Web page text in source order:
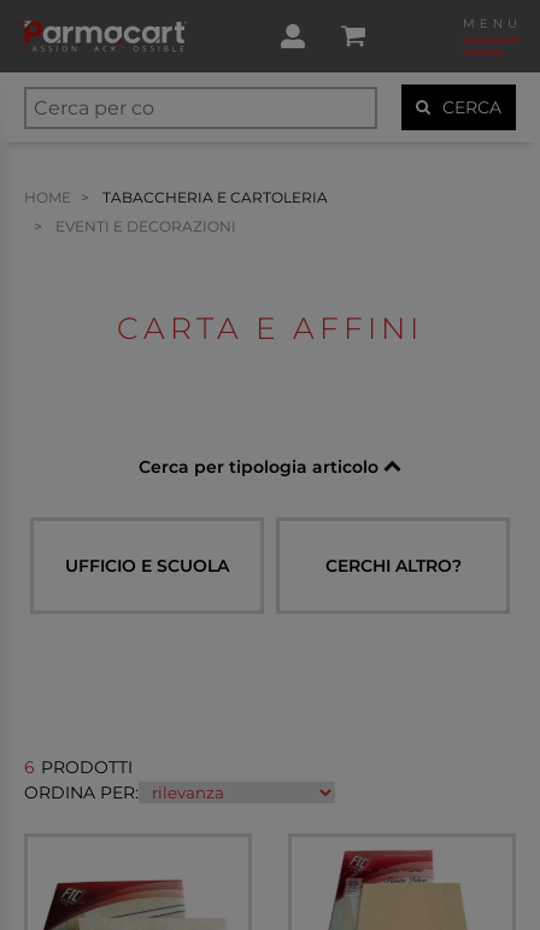
MENU
CERCA
HOME
TABACCHERIA E CARTOLERIA
EVENTI E DECORAZIONI
CARTA E AFFINI
Cerca per tipologia articolo
UFFICIO E SCUOLA CERCHI ALTRO?
6 PRODOTTI
ORDINA PER: